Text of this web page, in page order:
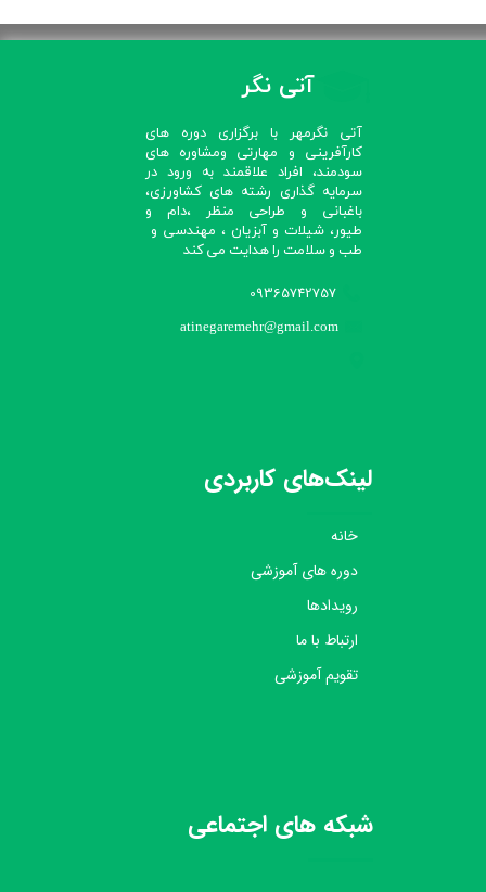
آتی نگر
آتی نگرمهر با برگزاری دوره های
کارآفرینی و مهارتی ومشاوره های
سودمند، افراد علاقمند به ورود در
سرمایه گذاری رشته های کشاورزی،
باغبانی و طراحی منظر ،دام و
طیور، شیلات و آبزیان ، مهندسی و
طب و سلامت را هدایت می کند​​​​​​​
09365742757
atinegaremehr@gmail.com
لینک‌های کاربردی
خانه
دوره های آموزشی
رویدادها
ارتباط با ما
تقویم آموزشی
شبکه های اجتماعی